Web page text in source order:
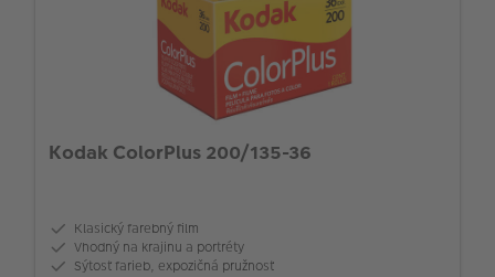
Kodak ColorPlus 200/135-36
Klasický farebný film
Vhodný na krajinu a portréty
Sýtosť farieb, expozičná pružnosť